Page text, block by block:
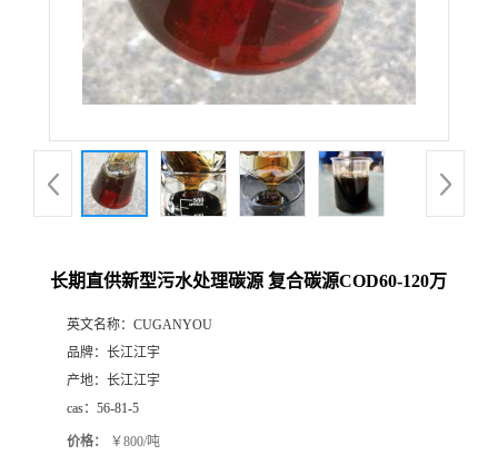
长期直供新型污水处理碳源 复合碳源COD60-120万
英文名称： CUGANYOU
品牌： 长江江宇
产地： 长江江宇
cas： 56-81-5
价格： ￥800/吨